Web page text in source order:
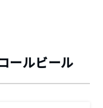
ールビール